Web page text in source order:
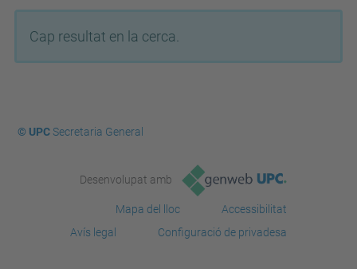
Cap resultat en la cerca.
© UPCSecretaria General
Desenvolupat amb
Mapa del lloc
Accessibilitat
Avís legal
Configuració de privadesa